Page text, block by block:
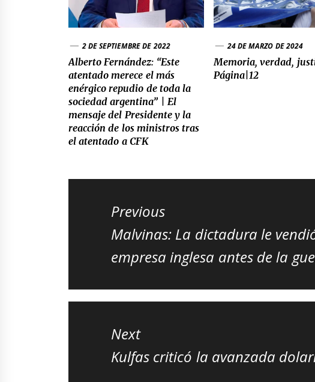
2 DE SEPTIEMBRE DE 2022
Alberto Fernández: “Este
atentado merece el más
enérgico repudio de toda la
sociedad argentina” | El
mensaje del Presidente y la
reacción de los ministros tras
el atentado a CFK
24 DE MARZO DE 2024
Memoria, verdad,
Página|12
Navegación
entradas
Previous
Previous
post:
Malvinas: La dictadura le
empresa inglesa antes de la
Next
Next
Kulfas criticó la avanzada